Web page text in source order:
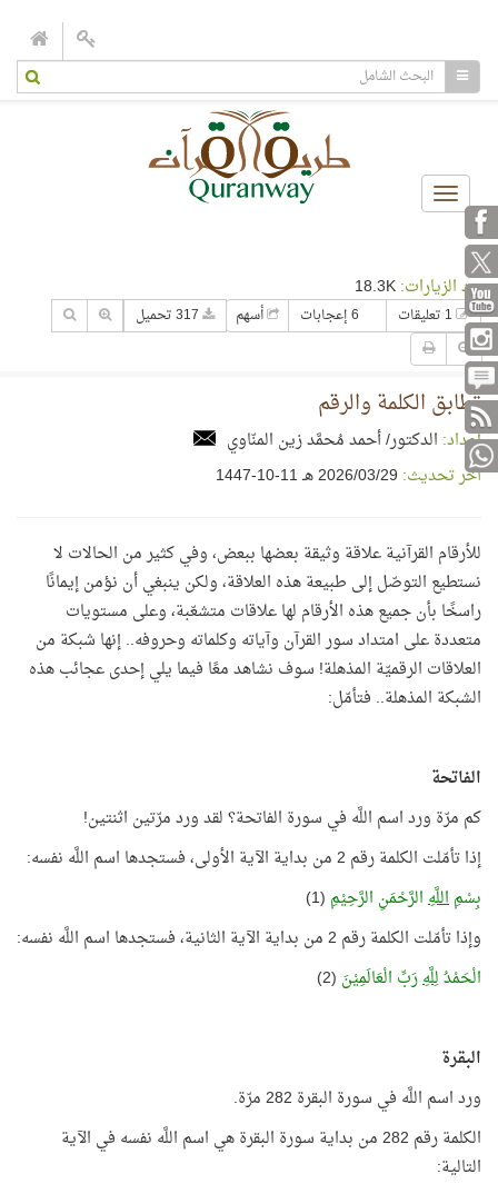
Toggle
navigation
عدد الزيارات:
6 إعجابات أسهم
تطابق الكلمة والرقم
إعداد: الدكتور/ أحمد مُحمَّد زين المنّاوي
آخر تحديث: 29‏/03‏/2026 هـ 11-10-1447
للأرقام القرآنية علاقة وثيقة بعضها ببعض، وفي كثير من الحالات لا
نستطيع التوصّل إلى طبيعة هذه العلاقة، ولكن ينبغي أن نؤمن إيمانًا
راسخًا بأن جميع هذه الأرقام لها علاقات متشعّبة، وعلى مستويات
متعددة على امتداد سور القرآن وآياته وكلماته وحروفه.. إنها شبكة من
العلاقات الرقميّة المذهلة! سوف نشاهد معًا فيما يلي إحدى عجائب هذه
الشبكة المذهلة.. فتأمّل:
الفاتحة
كم مرّة ورد اسم اللَّه في سورة الفاتحة؟ لقد ورد مرّتين اثنتين!
إذا تأمّلت الكلمة رقم 2 من بداية الآية الأولى، فستجدها اسم اللَّه نفسه:
بِسْمِاللَّهِالرَّحْمَنِ الرَّحِيْمِ (1)
وإذا تأمّلت الكلمة رقم 2 من بداية الآية الثانية، فستجدها اسم اللَّه نفسه:
الْحَمْدُلِلَّهِرَبِّ الْعَالَمِيْنَ (2)
البقرة
ورد اسم اللَّه في سورة البقرة 282 مرّة.
الكلمة رقم 282 من بداية سورة البقرة هي اسم اللَّه نفسه في الآية
التالية: